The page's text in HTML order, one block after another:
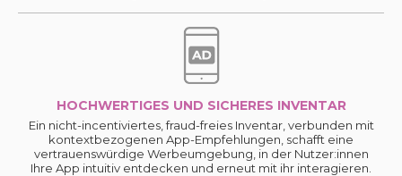
HOCHWERTIGES UND SICHERES INVENTAR
Ein nicht-incentiviertes, fraud-freies Inventar, verbunden mit
kontextbezogenen App-Empfehlungen, schafft eine
vertrauenswürdige Werbeumgebung, in der Nutzer:innen
Ihre App intuitiv entdecken und erneut mit ihr interagieren.